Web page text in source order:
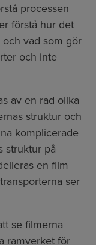
processen
förstå hur det
vad som gör
och inte
av en rad olika
struktur och
komplicerade
struktur på
en film
ser
se filmerna
ramverket för